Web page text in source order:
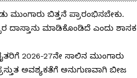
ಮುಂಗಾರು ಬಿತ್ತನೆ ಪ್ರಾರಂಭಿಸಬೇಕು.
ದಾಸ್ತಾನು ಮಾಡಿಕೊಂಡಿದೆ ಎಂದು ಶಾಸಕ
2026-27ನೇ ಸಾಲಿನ ಮುಂಗಾರು
ಅವಶ್ಯಕತೆಗೆ ಅನುಗುಣವಾಗಿ ಬೀಜ